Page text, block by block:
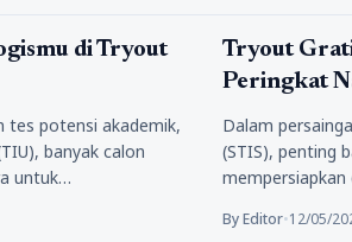
di Tryout
tes potensi akademik,
banyak calon
untuk…
Pendidikan
Tryout
Peringkat
Dalam
(STIS), penting
By Editor•12/05/